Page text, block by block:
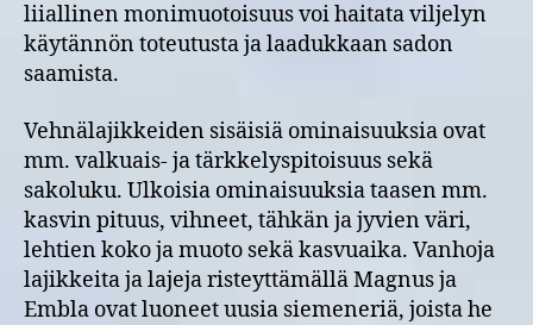
liiallinen monimuotoisuus voi haitata viljelyn
käytännön toteutusta ja laadukkaan sadon
saamista.
Vehnälajikkeiden sisäisiä ominaisuuksia ovat
mm. valkuais- ja tärkkelyspitoisuus sekä
sakoluku. Ulkoisia ominaisuuksia taasen mm.
kasvin pituus, vihneet, tähkän ja jyvien väri,
lehtien koko ja muoto sekä kasvuaika. Vanhoja
lajikkeita ja lajeja risteyttämällä Magnus ja
Embla ovat luoneet uusia siemeneriä, joista he